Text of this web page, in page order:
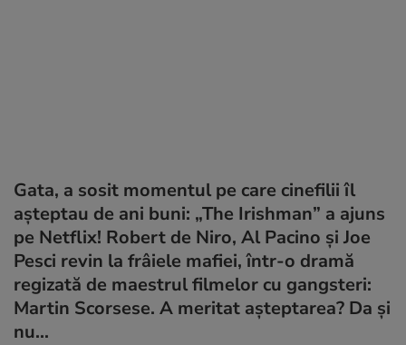
Gata, a sosit momentul pe care cinefilii îl
așteptau de ani buni: „The Irishman” a ajuns
pe Netflix! Robert de Niro, Al Pacino și Joe
Pesci revin la frâiele mafiei, într-o dramă
regizată de maestrul filmelor cu gangsteri:
Martin Scorsese. A meritat așteptarea? Da și
nu...